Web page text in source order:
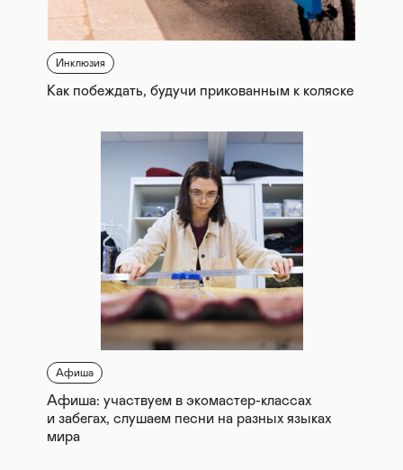
Инклюзия
Как побеждать, будучи прикованным к коляске
Афиша
Афиша: участвуем в экомастер-классах
и забегах, слушаем песни на разных языках
мира